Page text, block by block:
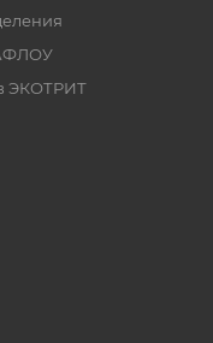
ЭКОТРИТ